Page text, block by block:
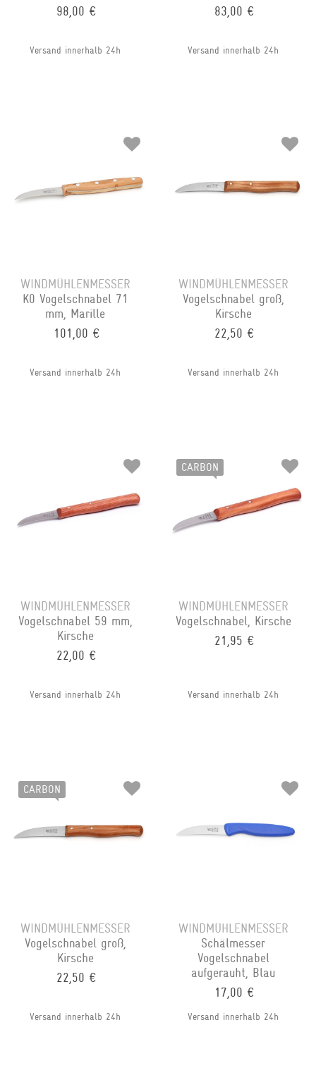
98,00 €
Versand innerhalb 24h
83,00 €
Versand innerhalb 24h
WINDMÜHLENMESSER
K0 Vogelschnabel 71
mm, Marille
101,00 €
Versand innerhalb 24h
WINDMÜHLENMESSER
Vogelschnabel groß,
Kirsche
22,50 €
Versand innerhalb 24h
WINDMÜHLENMESSER
Vogelschnabel 59 mm,
Kirsche
22,00 €
Versand innerhalb 24h
CARBON
WINDMÜHLENMESSER
Vogelschnabel, Kirsche
21,95 €
Versand innerhalb 24h
CARBON
WINDMÜHLENMESSER
Vogelschnabel groß,
Kirsche
22,50 €
Versand innerhalb 24h
WINDMÜHLENMESSER
Schälmesser
Vogelschnabel
aufgerauht, Blau
17,00 €
Versand innerhalb 24h